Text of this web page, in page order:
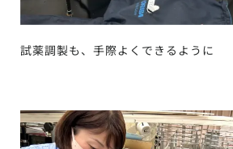
試薬調製も、手際よくできるように